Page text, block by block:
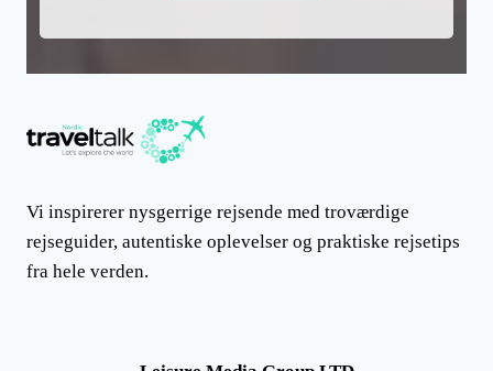
Vi inspirerer nysgerrige rejsende med troværdige
rejseguider, autentiske oplevelser og praktiske rejsetips
fra hele verden.